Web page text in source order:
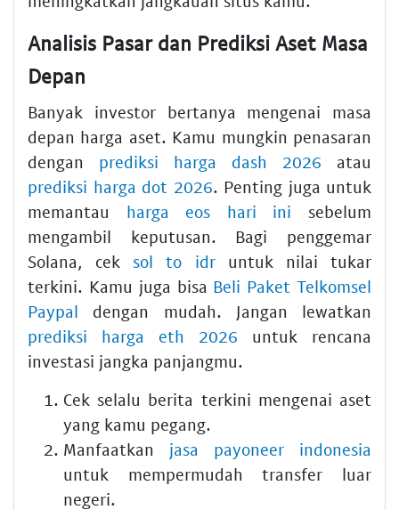
Analisis Pasar dan Prediksi Aset Masa
Depan
Banyak investor bertanya mengenai masa
depan harga aset. Kamu mungkin penasaran
dengan prediksi harga dash 2026 atau
prediksi harga dot 2026. Penting juga untuk
memantau harga eos hari ini sebelum
mengambil keputusan. Bagi penggemar
Solana, ceksol to idruntuk nilai tukar
terkini. Kamu juga bisa Beli Paket Telkomsel
Paypal dengan mudah. Jangan lewatkan
prediksi harga eth 2026 untuk rencana
investasi jangka panjangmu.
Cek selalu berita terkini mengenai aset
yang kamu pegang.
Manfaatkan jasa payoneer indonesia
untuk mempermudah transfer luar
negeri.